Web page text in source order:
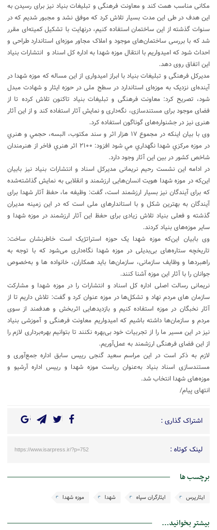
مکانی مناسب همت کند و معاونت فرهنگی و تبلیغات بنیاد نیز برای رسیدن به
این هدف در طی این مدت بسیار تلاش کرد که موفق نشد و مجبور شدیم که در
سنوات گذشته از این ساختمان استفاده کنیم، درنهایت با تشکیل کمیته‌ای مقرر
شد که با بررسی ساختمان‌های موجود و املاک مجاور موزه‌ای استاندارد طراحی و
احداث شود که امیدواریم با انتقال موزه شهدا به اداره کل اسناد و انتشارات بنیاد
این اتفاق روی دهد.
مدیرکل فرهنگی و تبلیغات بنیاد با ابراز امیدواری از این مساله که موزه شهدا در
آینده‌ای نزدیک به موزه‌ای استاندارد در سطح ملی در حوزه ایثار و شهادت مبدل
شود، تصریح کرد: معاونت فرهنگی و تبلیغات بنیاد تاکنون تلاش کرده تا از
فضای موجود برای مستندسازی، نگه‌داری و نمایش آثار استفاده کند و از این آثار
هنری نیز در جشنواره‌های گوناگون استفاده کرد.
وی با بیان اینکه در مجموع ۱۷ هزار اثر و سند مكتوب، البسه، حجمي و هنري
در موزه مركزي شهدا نگهداري مي شود افزود: ۲۱۰۰ اثر هنري فاخر از هنرمندان
شاخص كشور در بين اين آثار وجود دارد.
در ادامه این نشست رحیم نریمانی مدیرکل اسناد و انتشارات بنیاد نیز بابیان
این‌که در موزه شهدا هویت انسان‌هایی ارزشمند و انقلابی به نمایش گذاشته‌شده
که برای آیندگان نیز بسیار ارزشمند است، گفت: وظیفه ما، حفظ آثار شهدا برای
آیندگان به بهترین شکل و با استاندارهای ملی است که در این زمینه مدیران
گذشته و فعلی بنیاد تلاش زیادی برای حفظ این آثار ارزشمند در موزه شهدا و
سایر موزه‌های بنیاد کردند.
وی بابیان این‌که موزه شهدا یک حوزه استراتژیک است خاطرنشان ساخت:
تاریخچه ستاره‌های بی‌بدیلی در موزه شهدا نگاه‌داری می‌شود که با توجه به
راهبردها و وظایف سازمانی، سازمان‌ها باید همکاران، خانواده ها و به‌خصوص
جوانان را با آثار این موزه آشنا کنند.
نریمانی رسالت اصلی اداره کل اسناد و انتشارات را در موزه شهدا و مشارکت
سازمان های مردم نهاد و تشکل‌ها در موزه عنوان کرد و گفت: تلاش داریم تا از
آثار نخبگان در موزه استفاده کنیم و بازدیدهایی اثربخش و هدفمند از سوی
مردم و سازمان‌ها داشته باشیم که امیدواریم معاونت فرهنگی و آموزشی بنیاد
نیز در این مسیر ما را از تجربیات خود بی‌بهره نکنند تا بتوانیم بهره‌برداری لازم را
از این فضای فرهنگی ارزشمند به عمل‌آوریم.
لازم به ذکر است در این مراسم سعید گنجی رییس سابق اداره جمع‌آوری و
مستندسازی اسناد بنیاد به‌عنوان ریاست موزه شهدا و رییس اداره آرشیو و
موزه‌های شهدا انتخاب شد.
انتهای پیام/
اشتراک گذاری :
لینک کوتاه : https://www.isarpress.ir/?p=752
برچسب ها
ایثارپرس ایثارگران سپاه شهدا موزه شهدا
بیشتر بخوانید...